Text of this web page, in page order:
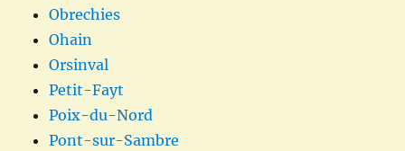
Obrechies
Ohain
Orsinval
Petit-Fayt
Poix-du-Nord
Pont-sur-Sambre